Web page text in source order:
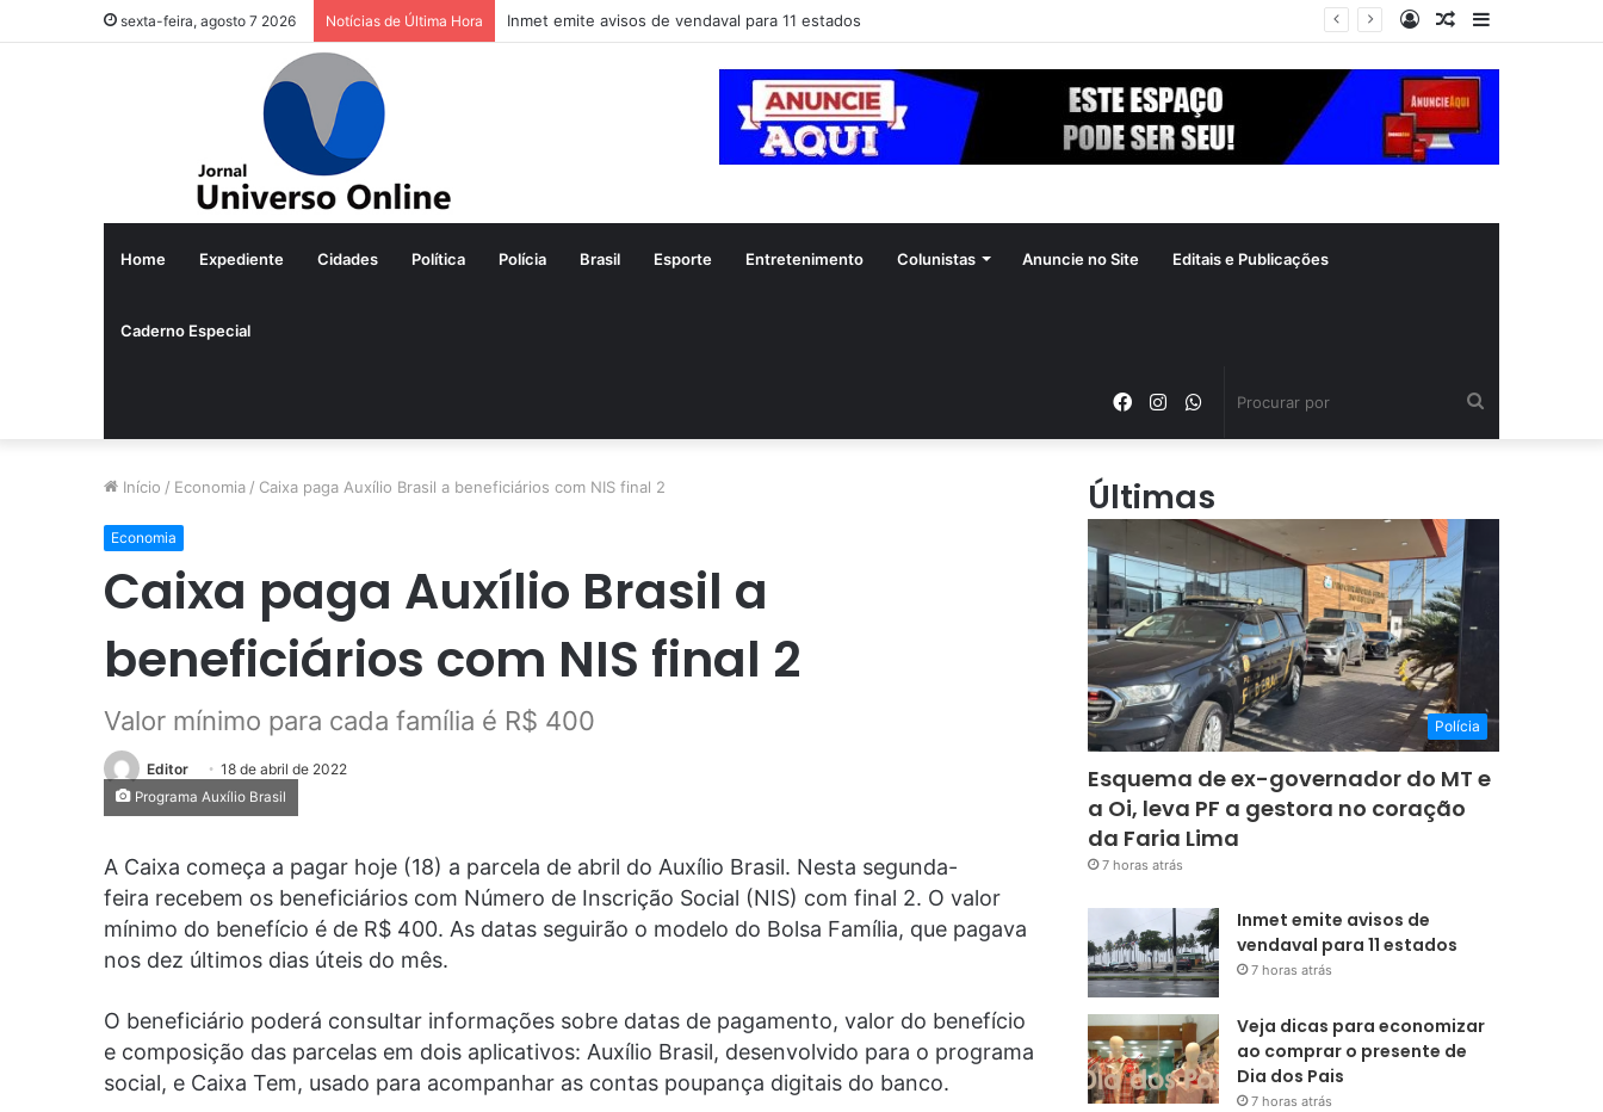
sexta-feira, agosto 7 2026 Notícias de Última Hora Inmet emite avisos de vendaval para 11 estados
Barra
Artigo
Entrar
Home Expediente Cidades Política Polícia Brasil Esporte Entretenimento Colunistas Anuncie no Site Editais e Publicações
Caderno Especial
WhatsApp
Instagram
Facebook
Início / Economia / Caixa paga Auxílio Brasil a beneficiários com NIS final 2
Economia
Caixa paga Auxílio Brasil a
beneficiários com NIS final 2
Valor mínimo para cada família é R$ 400
Editor 18 de abril de 2022
Programa Auxílio Brasil
A Caixa começa a pagar hoje (18) a parcela de abril do Auxílio Brasil. Nesta segunda-
feira recebem os beneficiários com Número de Inscrição Social (NIS) com final 2. O valor
mínimo do benefício é de R$ 400. As datas seguirão o modelo do Bolsa Família, que pagava
nos dez últimos dias úteis do mês.
O beneficiário poderá consultar informações sobre datas de pagamento, valor do benefício
e composição das parcelas em dois aplicativos: Auxílio Brasil, desenvolvido para o programa
social, e Caixa Tem, usado para acompanhar as contas poupança digitais do banco.
Últimas
Polícia
Esquema de ex-governador do MT e
a Oi, leva PF a gestora no coração
da Faria Lima
7 horas atrás
Inmet emite avisos de
vendaval para 11 estados
7 horas atrás
Veja dicas para economizar
ao comprar o presente de
Dia dos Pais
7 horas atrás